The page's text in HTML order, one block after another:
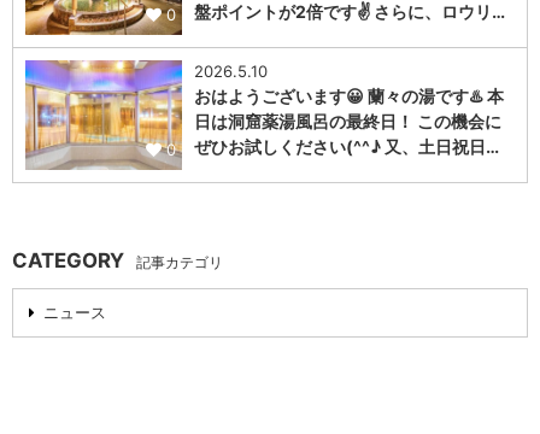
0
盤ポイントが2倍です✌️ さらに、ロウリ…
0
2026.5.10
おはようございます😀 蘭々の湯です♨️ 本
日は洞窟薬湯風呂の最終日！ この機会に
ぜひお試しください(^^♪ 又、土日祝日…
CATEGORY 記事カテゴリ
ニュース